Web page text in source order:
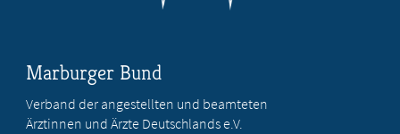
Marburger Bund
Verband der angestellten und beamteten
Ärztinnen und Ärzte Deutschlands e.V.